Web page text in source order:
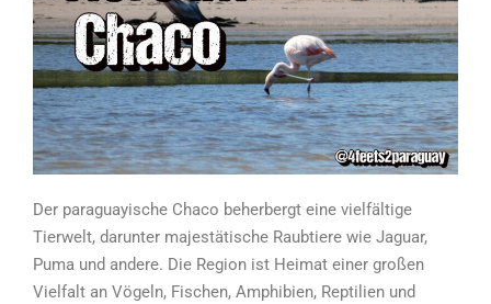
Der paraguayische Chaco beherbergt eine vielfältige
Tierwelt, darunter majestätische Raubtiere wie Jaguar,
Puma und andere. Die Region ist Heimat einer großen
Vielfalt an Vögeln, Fischen, Amphibien, Reptilien und